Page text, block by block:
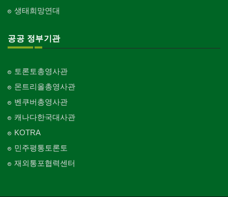
생태희망연대
공공 정부기관
토론토총영사관
몬트리올총영사관
벤쿠버총영사관
캐나다한국대사관
KOTRA
민주평통토론토
재외통포협력센터